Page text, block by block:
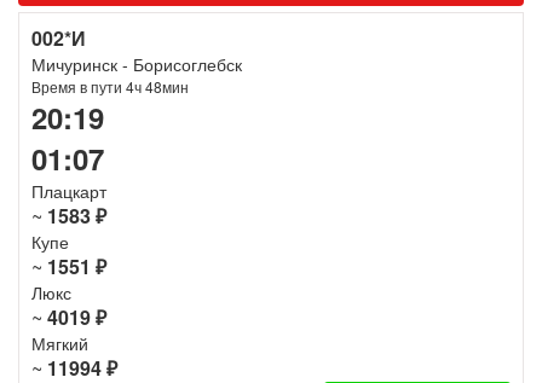
002*И
Мичуринск - Борисоглебск
Время в пути 4ч 48мин
20:19
01:07
Плацкарт
~ 1583 ₽
Купе
~ 1551 ₽
Люкс
~ 4019 ₽
Мягкий
~ 11994 ₽